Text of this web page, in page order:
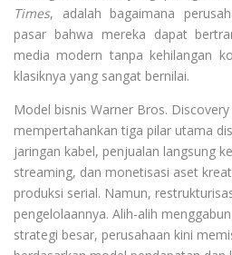
Times, adalah bagaimana
pasar bahwa mereka dapat
media modern tanpa kehilangan
klasiknya yang sangat bernilai.
Model bisnis Warner Bros.
mempertahankan tiga pilar utama
jaringan kabel, penjualan langsung
streaming, dan monetisasi aset
produksi serial. Namun,
pengelolaannya. Alih-alih
strategi besar, perusahaan kini